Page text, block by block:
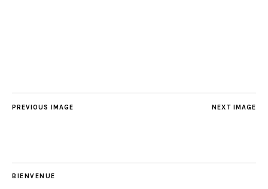
NEXT IMAGE
PREVIOUS IMAGE
BIENVENUE